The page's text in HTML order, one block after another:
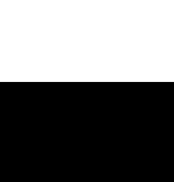
構成でバ